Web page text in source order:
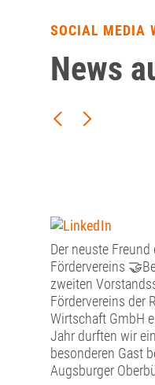
SOCIAL MEDIA
News
Der neuste Freund
Fördervereins
zweiten
Fördervereins der
Wirtschaft GmbH
Jahr durften wir
besonderen Gast
Augsburger